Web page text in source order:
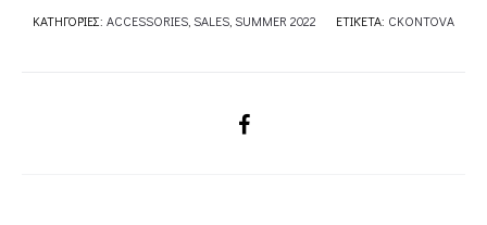
ΚΑΤΗΓΟΡΊΕΣ: ACCESSORIES,SALES,SUMMER 2022 ΕΤΙΚΈΤΑ: CKONTOVA
SHARE